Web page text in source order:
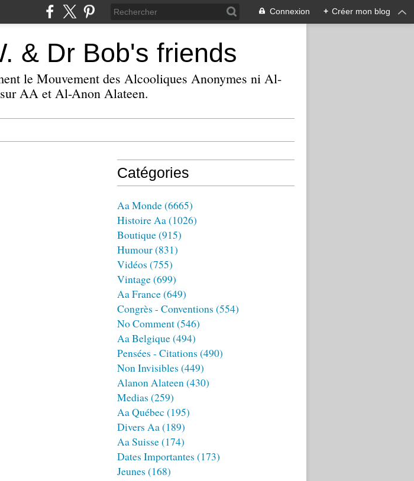
Connexion + Créer mon blog
& Dr Bob's friends
le Mouvement des Alcooliques Anonymes ni Al-
AA et Al-Anon Alateen.
Catégories
Aa Monde(6665)
Histoire Aa(1026)
Boutique(915)
Humour(831)
Vidéos (755)
Vintage(699)
Aa France(649)
Congrès - Conventions (554)
No Comment(546)
Aa Belgique(494)
Pensées - Citations (490)
Non Invisibles (449)
Alanon Alateen(430)
Medias (259)
Aa Québec (195)
Divers Aa(189)
Aa Suisse(174)
Dates Importantes (173)
Jeunes (168)